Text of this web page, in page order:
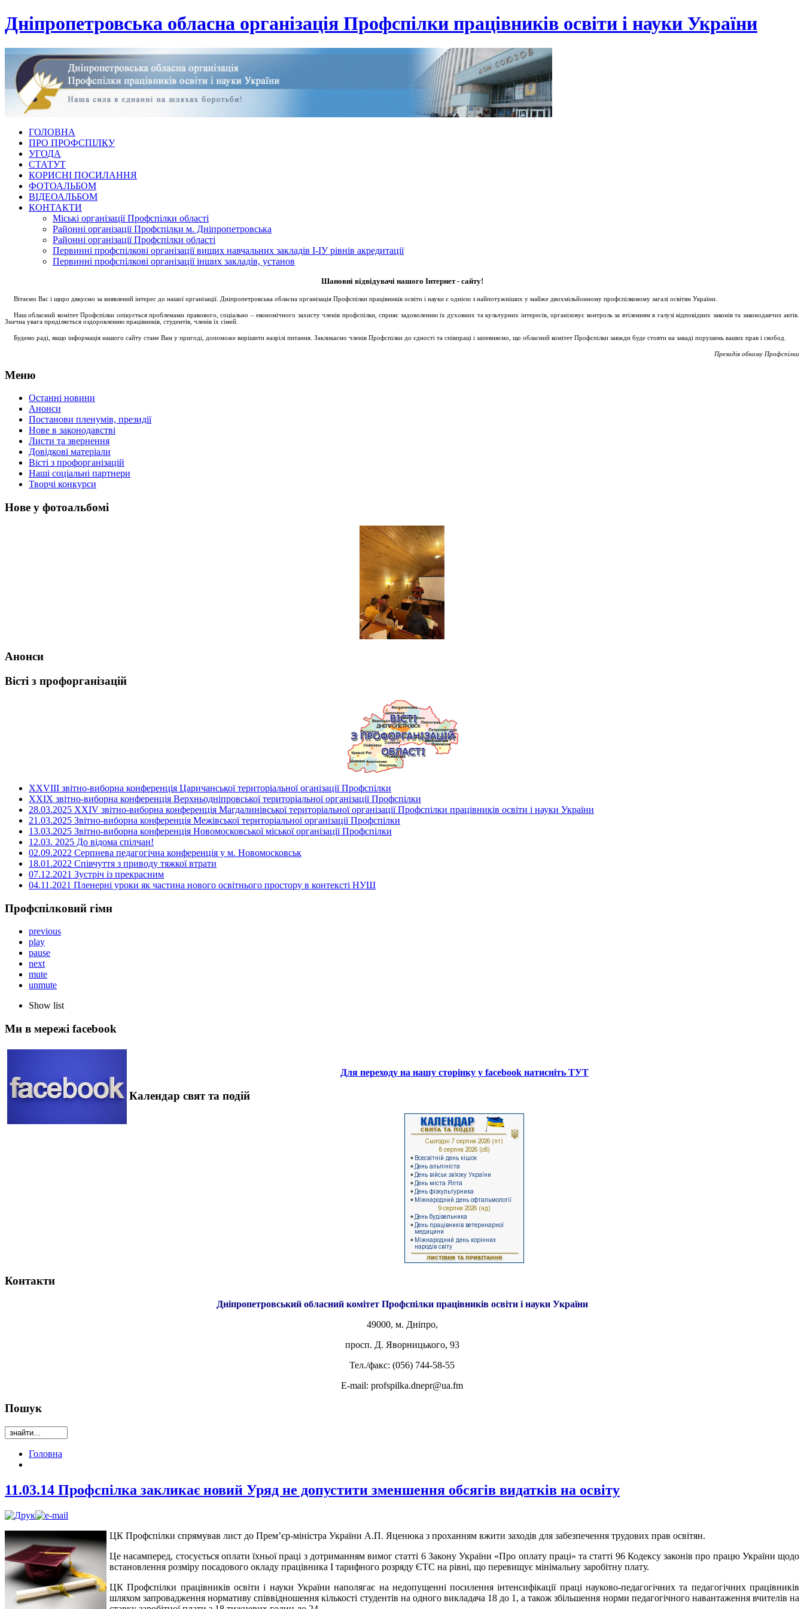
Дніпропетровська обласна організація Профспілки працівників освіти і науки України
ГОЛОВНА
ПРО ПРОФСПІЛКУ
УГОДА
СТАТУТ
КОРИСНІ ПОСИЛАННЯ
ФОТОАЛЬБОМ
ВІДЕОАЛЬБОМ
КОНТАКТИ
Міські організації Профспілки області
Районні організації Профспілки м. Дніпропетровська
Районні організації Профспілки області
Первинні профспілкові організації вищих навчальних закладів І-ІУ рівнів акредитації
Первинні профспілкові організації інших закладів, установ
Шановні відвідувачі нашого Інтернет - сайту!
Вітаємо Вас і щиро дякуємо за виявлений інтерес до нашої організації. Дніпропетровська обласна організація Профспілки працівників освіти і науки є однією з найпотужніших у майже двохмільйонному профспілковому загалі освітян України.
Наш обласний комітет Профспілки опікується проблемами правового, соціально – економічного захисту членів профспілки, сприяє задоволенню їх духовних та культурних інтересів, організовує контроль за втіленням в галузі відповідних законів та законодавчих актів.
Значна увага приділяється оздоровленню працівників, студентів, членів їх сімей.
Будемо раді, якщо інформація нашого сайту стане Вам у пригоді, допоможе вирішити назрілі питання. Закликаємо членів Профспілки до єдності та співпраці і запевняємо, що обласний комітет Профспілки завжди буде стояти на заваді порушень ваших прав і свобод.
Президія обкому Профспілки
Меню
Останні новини
Анонси
Постанови пленумів, президії
Нове в законодавстві
Листи та звернення
Довідкові матеріали
Вісті з профорганізацій
Наші соціальні партнери
Творчі конкурси
Нове у фотоальбомі
Анонси
Вісті з профорганізацій
ХХVIII звітно-виборна конференція Царичанської територіальної оганізації Профспілки
XXIX звітно-виборна конференція Верхньодніпровської територіальної організації Профспілки
28.03.2025 ХХІV звітно-виборна конференція Магдалинівської територіальної організації Профспілки працівників освіти і науки України
21.03.2025 Звітно-виборна конференція Межівської територіальної організації Профспілки
13.03.2025 Звітно-виборна конференція Новомосковської міської організації Профспілки
12.03. 2025 До відома спілчан!
02.09.2022 Серпнева педагогічна конференція у м. Новомосковськ
18.01.2022 Співчуття з приводу тяжкої втрати
07.12.2021 Зустріч із прекрасним
04.11.2021 Пленерні уроки як частина нового освітнього простору в контексті НУШ
Профспілковий гімн
previous
play
pause
next
mute
unmute
Show list
Ми в мережі facebook
Для переходу на нашу сторінку у facebook натисніть ТУТ
Календар свят та подій
Контакти
Дніпропетровський обласний комітет Профспілки працівників освіти і науки України
49000, м. Дніпро,
просп. Д. Яворницького, 93
Тел./факс: (056) 744-58-55
E-mail: profspilka.dnepr@ua.fm
Пошук
Головна
11.03.14 Профспілка закликає новий Уряд не допустити зменшення обсягів видатків на освіту
ЦК Профспілки спрямував лист до Прем’єр-міністра України А.П. Яценюка з проханням вжити заходів для забезпечення трудових прав освітян.
Це насамперед, стосується оплати їхньої праці з дотриманням вимог статті 6 Закону України «Про оплату праці» та статті 96 Кодексу законів про працю України щодо
встановлення розміру посадового окладу працівника І тарифного розряду ЄТС на рівні, що перевищує мінімальну заробітну плату.
ЦК Профспілки працівників освіти і науки України наполягає на недопущенні посилення інтенсифікації праці науково-педагогічних та педагогічних працівників
шляхом запровадження нормативу співвідношення кількості студентів на одного викладача 18 до 1, а також збільшення норми педагогічного навантаження вчителів на